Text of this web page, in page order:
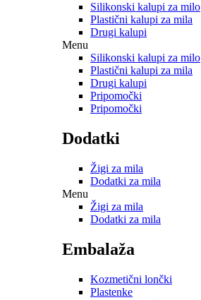
Silikonski kalupi za milo
Plastični kalupi za mila
Drugi kalupi
Menu
Silikonski kalupi za milo
Plastični kalupi za mila
Drugi kalupi
Pripomočki
Pripomočki
Dodatki
Žigi za mila
Dodatki za mila
Menu
Žigi za mila
Dodatki za mila
Embalaža
Kozmetični lončki
Plastenke